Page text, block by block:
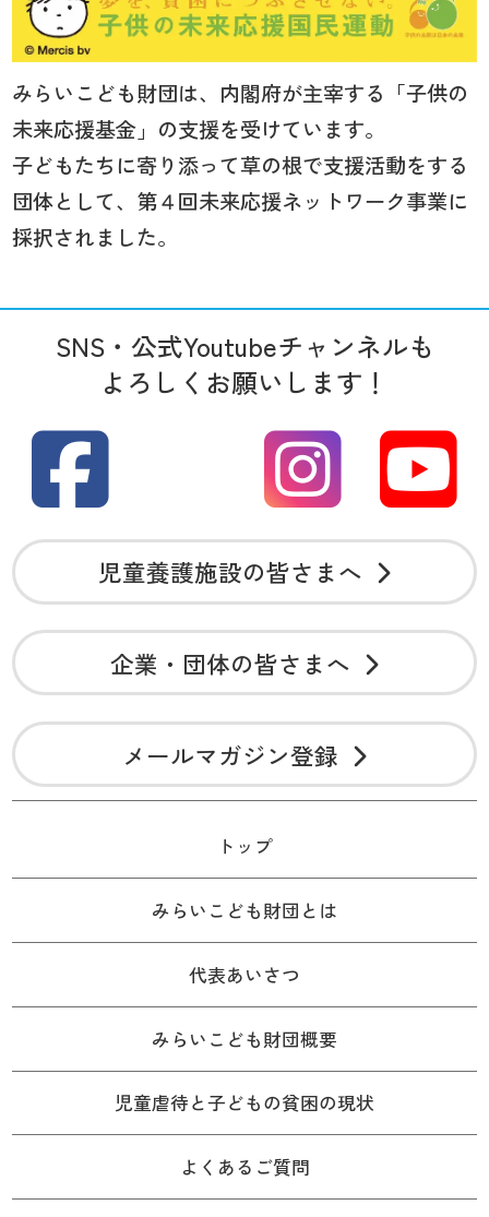
みらいこども財団は、内閣府が主宰する「子供の
未来応援基金」の支援を受けています。
子どもたちに寄り添って草の根で支援活動をする
団体として、第４回未来応援ネットワーク事業に
採択されました。
SNS・公式Youtubeチャンネルも
よろしくお願いします！
児童養護施設の皆さまへ
企業・団体の皆さまへ
メールマガジン登録
トップ
みらいこども財団とは
代表あいさつ
みらいこども財団概要
児童虐待と子どもの貧困の現状
よくあるご質問